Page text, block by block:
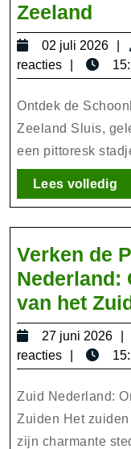
Zeeland
de
van
in
02 juli 2026
reacties
Ontdek de
Zeeland Sluis,
een pittoresk
Lees volledig
Verken de
Nederland:
van het
27 juni 2026
reacties
Zuid Nederland:
Zuiden Het
zijn charmante